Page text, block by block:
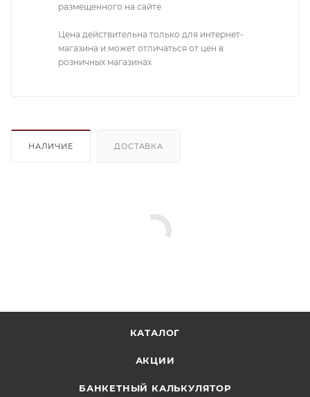
размещенного на сайте
Цена действительна только для интернет-
магазина и может отличаться от цен в
розничных магазинах
НАЛИЧИЕ ДОСТАВКА
КАТАЛОГ
АКЦИИ
БАНКЕТНЫЙ КАЛЬКУЛЯТОР